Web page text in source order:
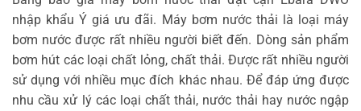
nhập khẩu Ý giá ưu đãi. Máy bơm nước thải là loại máy
bơm nước được rất nhiều người biết đến. Dòng sản phẩm
bơm hút các loại chất lỏng, chất thải. Được rất nhiều người
sử dụng với nhiều mục đích khác nhau. Để đáp ứng được
nhu cầu xử lý các loại chất thải, nước thải hay nước ngập